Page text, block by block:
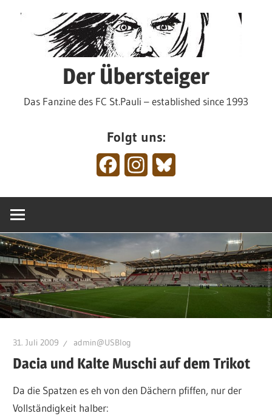
Der Übersteiger
Das Fanzine des FC St.Pauli – established since 1993
Folgt uns:
FacebookInstagram
31. Juli 2009 admin@USBlog
Dacia und Kalte Muschi auf dem Trikot
Da die Spatzen es eh von den Dächern pfiffen, nur der
Vollständigkeit halber: